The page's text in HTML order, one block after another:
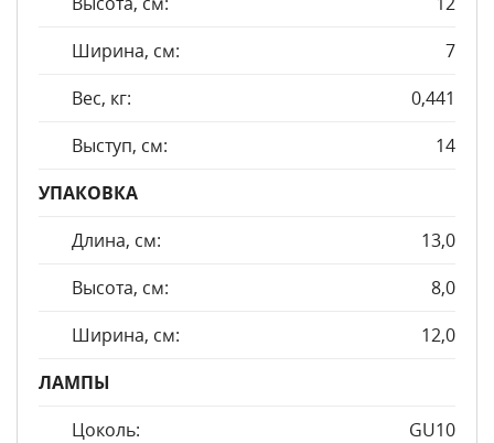
Ширина, см:
7
Вес, кг:
0,441
Выступ, см:
14
УПАКОВКА
Длина, см:
13,0
Высота, см:
8,0
Ширина, см:
12,0
ЛАМПЫ
Цоколь:
GU10